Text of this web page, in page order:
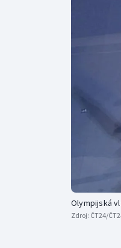
Olympijská
Zdroj: ČT24/